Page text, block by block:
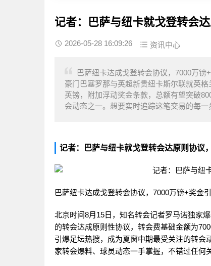
记者：巴萨与纽卡就戈登转会
2026-05-28 16:09:26 资讯中心
巴萨纽卡达成戈登转会协议，7000万
豪门巴塞罗那与英超新贵纽卡斯尔联就英
英镑，附加浮动奖金条款，总额有望突破
会动态之一。想要实时追踪这笔交易的每一
记者：巴萨与纽卡就戈登转会达原则协议
巴萨纽卡达成戈登转会协议，7000万镑+奖金
北京时间8月15日，知名转会记者罗马诺独家
的转会达成原则性协议，转会费基础金额为
引爆足坛热搜，成为夏窗中期最受关注的转
家转会爆料、球员动态一手掌握，不错过任何